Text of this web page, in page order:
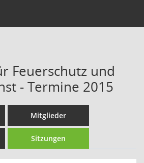
Feuerschutz und
- Termine 2015
Mitglieder
Sitzungen